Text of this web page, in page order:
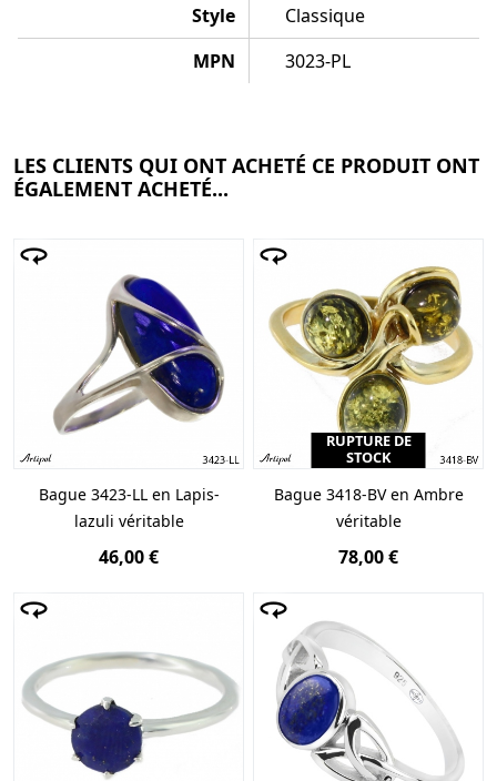
Style
Classique
MPN
3023-PL
LES CLIENTS QUI ONT ACHETÉ CE PRODUIT ONT
ÉGALEMENT ACHETÉ...
Bague 3423-LL en Lapis-
lazuli véritable
46,00 €
RUPTURE DE
STOCK
Bague 3418-BV en Ambre
véritable
78,00 €